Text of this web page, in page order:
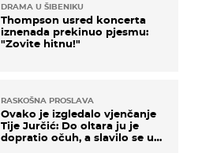
DRAMA U ŠIBENIKU
Thompson usred koncerta
iznenada prekinuo pjesmu:
"Zovite hitnu!"
RASKOŠNA PROSLAVA
Ovako je izgledalo vjenčanje
Tije Jurčić: Do oltara ju je
dopratio očuh, a slavilo se uz